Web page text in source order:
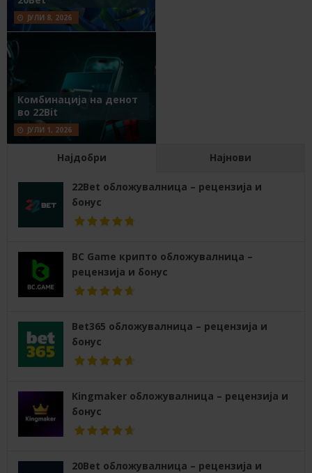
ЈУЛИ 8, 2026
Комбинација на денот
во 22Bit
ЈУЛИ 1, 2026
Најдобри Најнови
22Bet обложувалница – рецензија и
бонус
BC Game крипто обложувалница –
рецензија и бонус
Bet365 обложувалница – рецензија и
бонус
Kingmaker обложувалница – рецензија и
бонус
20Bet обложувалница – рецензија и